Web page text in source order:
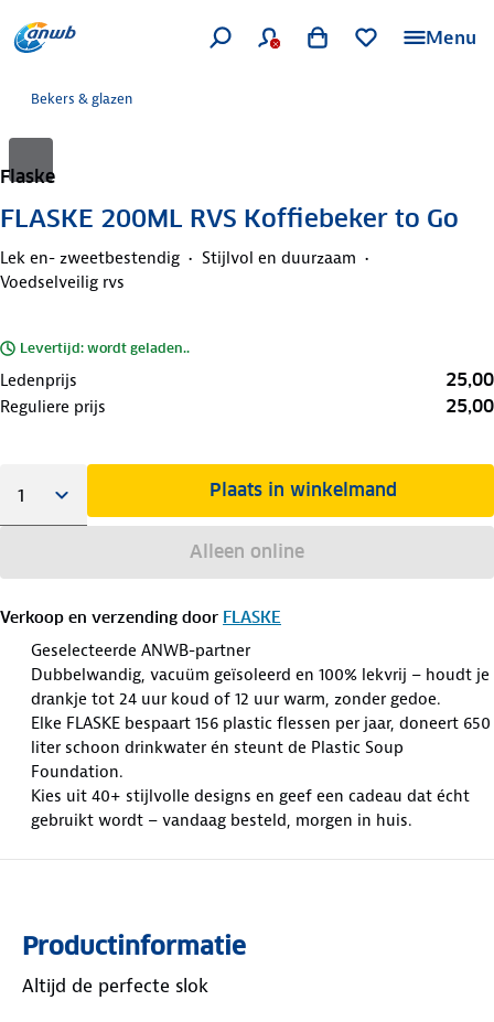
Menu
Bekers & glazen
Flaske
FLASKE 200ML RVS Koffiebeker to Go
Lek en- zweetbestendig
Stijlvol en duurzaam
Voedselveilig rvs
Levertijd: wordt geladen..
Ledenprijs 25,00
Reguliere prijs 25,00
Plaats in winkelmand
Alleen online
Verkoop en verzending door FLASKE
Geselecteerde ANWB-partner
Dubbelwandig, vacuüm geïsoleerd en 100% lekvrij – houdt je
drankje tot 24 uur koud of 12 uur warm, zonder gedoe.
Elke FLASKE bespaart 156 plastic flessen per jaar, doneert 650
liter schoon drinkwater én steunt de Plastic Soup
Foundation.
Kies uit 40+ stijlvolle designs en geef een cadeau dat écht
gebruikt wordt – vandaag besteld, morgen in huis.
Productinformatie
Altijd de perfecte slok